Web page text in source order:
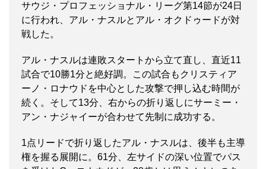
サウジ・プロフェッショナル・リーグ第14節が24日
に行われ、アル・ナスルとアル・オクドゥードが対
戦した。
アル・ナスルは連敗スタートから立て直し、直近11
試合で10勝1分と絶好調。この試合もクリスティア
ーノ・ロナウドを中心とした攻撃で押し込む時間が
続く。そして13分、右からの折り返しにサーミー・
アン・ナジャイーが合わせて先制に成功する。
1点リードで折り返したアル・ナスルは、後半も主導
権を握る展開に。61分、左サイドの深い位置でパス